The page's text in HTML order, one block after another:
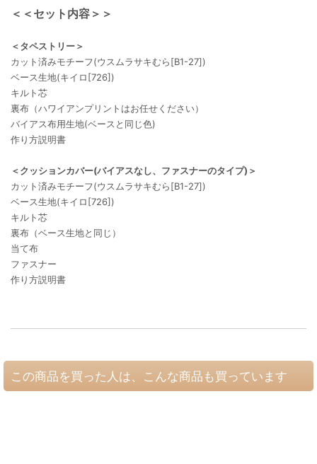
＜＜セット内容＞＞
＜タペストリー＞
カット済みモチーフ(ウスムラサキむら[B1-27])
ベース生地(キイロ[726])
キルト芯
裏布（ハワイアンプリントはお任せください）
バイアス布用生地(ベースと同じ色)
作り方説明書
＜クッションカバー(バイアスなし、ファスナーのタイプ)＞
カット済みモチーフ(ウスムラサキむら[B1-27])
ベース生地(キイロ[726])
キルト芯
裏布（ベース生地と同じ）
当て布
ファスナー
作り方説明書
この商品を買った人は、こんな商品も買っています